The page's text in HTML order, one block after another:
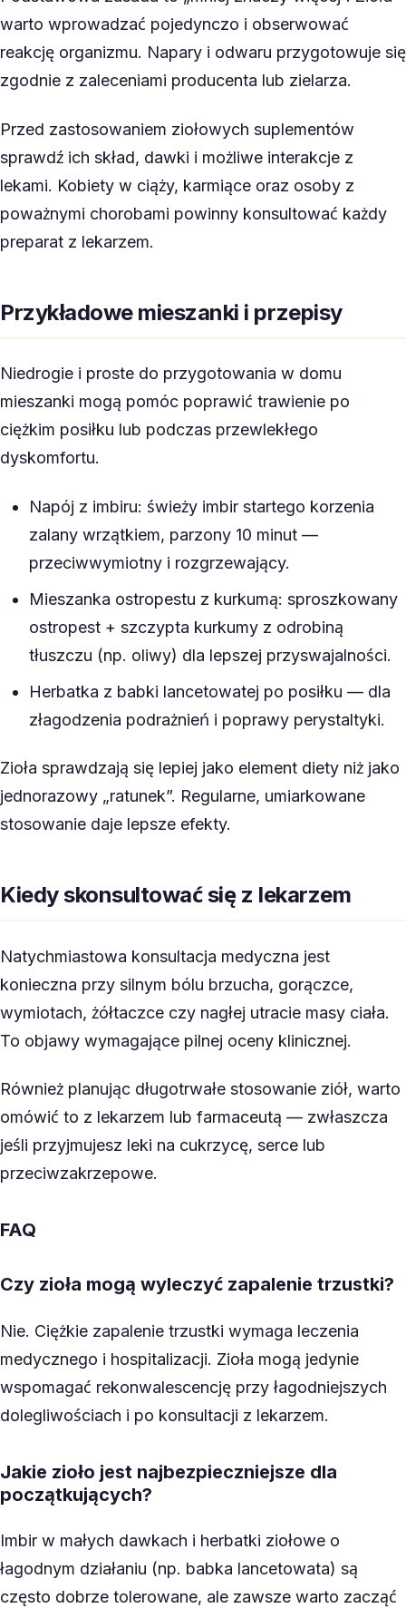
warto wprowadzać pojedynczo i obserwować
reakcję organizmu. Napary i odwaru przygotowuje się
zgodnie z zaleceniami producenta lub zielarza.
Przed zastosowaniem ziołowych suplementów
sprawdź ich skład, dawki i możliwe interakcje z
lekami. Kobiety w ciąży, karmiące oraz osoby z
poważnymi chorobami powinny konsultować każdy
preparat z lekarzem.
Przykładowe mieszanki i przepisy
Niedrogie i proste do przygotowania w domu
mieszanki mogą pomóc poprawić trawienie po
ciężkim posiłku lub podczas przewlekłego
dyskomfortu.
Napój z imbiru: świeży imbir startego korzenia
zalany wrzątkiem, parzony 10 minut —
przeciwwymiotny i rozgrzewający.
Mieszanka ostropestu z kurkumą: sproszkowany
ostropest + szczypta kurkumy z odrobiną
tłuszczu (np. oliwy) dla lepszej przyswajalności.
Herbatka z babki lancetowatej po posiłku — dla
złagodzenia podrażnień i poprawy perystaltyki.
Zioła sprawdzają się lepiej jako element diety niż jako
jednorazowy „ratunek”. Regularne, umiarkowane
stosowanie daje lepsze efekty.
Kiedy skonsultować się z lekarzem
Natychmiastowa konsultacja medyczna jest
konieczna przy silnym bólu brzucha, gorączce,
wymiotach, żółtaczce czy nagłej utracie masy ciała.
To objawy wymagające pilnej oceny klinicznej.
Również planując długotrwałe stosowanie ziół, warto
omówić to z lekarzem lub farmaceutą — zwłaszcza
jeśli przyjmujesz leki na cukrzycę, serce lub
przeciwzakrzepowe.
FAQ
Czy zioła mogą wyleczyć zapalenie trzustki?
Nie. Ciężkie zapalenie trzustki wymaga leczenia
medycznego i hospitalizacji. Zioła mogą jedynie
wspomagać rekonwalescencję przy łagodniejszych
dolegliwościach i po konsultacji z lekarzem.
Jakie zioło jest najbezpieczniejsze dla
początkujących?
Imbir w małych dawkach i herbatki ziołowe o
łagodnym działaniu (np. babka lancetowata) są
często dobrze tolerowane, ale zawsze warto zacząć